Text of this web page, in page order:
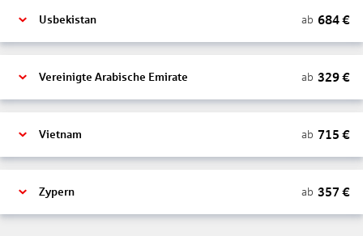
Usbekistan ab 684€
Vereinigte Arabische Emirate ab 329€
Vietnam ab 715 €
Zypern ab 357 €